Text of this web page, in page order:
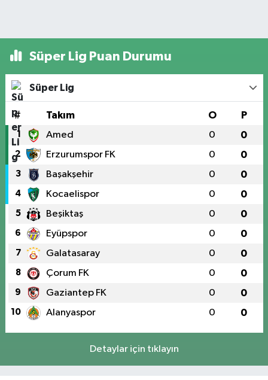
Süper Lig Puan Durumu
Süper Lig
# Takım O P
1 Amed 0 0
2 Erzurumspor FK 0 0
3 Başakşehir 0 0
4 Kocaelispor 0 0
5 Beşiktaş 0 0
6 Eyüpspor 0 0
7 Galatasaray 0 0
8 Çorum FK 0 0
9 Gaziantep FK 0 0
10 Alanyaspor 0 0
Detaylar için tıklayın